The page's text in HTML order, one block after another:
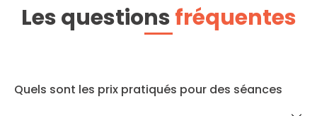
Les questionsfréquentes
Quels sont les prix pratiqués pour des séances